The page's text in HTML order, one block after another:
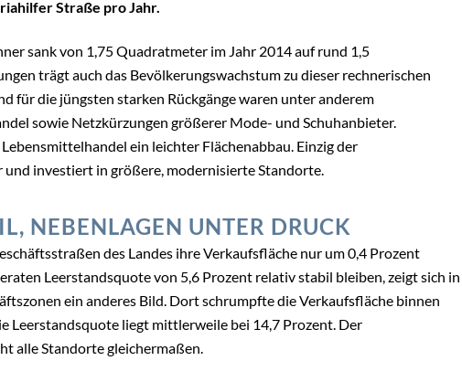
Straße pro Jahr.
sank von 1,75 Quadratmeter im Jahr 2014 auf rund 1,5
trägt auch das Bevölkerungswachstum zu dieser rechnerischen
für die jüngsten starken Rückgänge waren unter anderem
sowie Netzkürzungen größerer Mode- und Schuhanbieter.
ein leichter Flächenabbau. Einzig der
investiert in größere, modernisierte Standorte.
NEBENLAGEN UNTER DRUCK
des Landes ihre Verkaufsfläche nur um 0,4 Prozent
Leerstandsquote von 5,6 Prozent relativ stabil bleiben, zeigt sich in
ein anderes Bild. Dort schrumpfte die Verkaufsfläche binnen
Leerstandsquote liegt mittlerweile bei 14,7 Prozent. Der
alle Standorte gleichermaßen.